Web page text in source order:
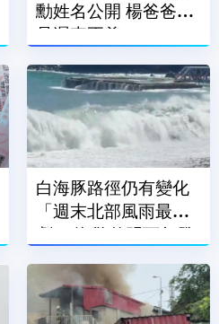
勳姓名公開 楊爸爸：
是遲來正義
白海豚路徑仍有變化
「週末北部風雨最
劇」 海警估明下午發